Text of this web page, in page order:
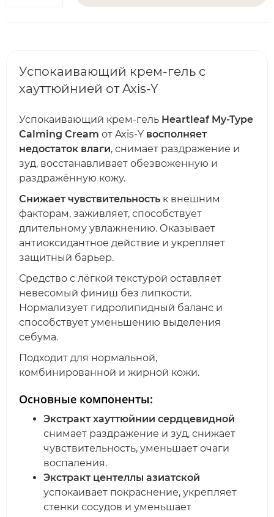
Успокаивающий крем-гель с
хауттюйнией от Axis-Y
Успокаивающий крем-гель Heartleaf My-Type
Calming Cream от Axis-Y восполняет
недостаток влаги, снимает раздражение и
зуд, восстанавливает обезвоженную и
раздражённую кожу.
Снижает чувствительность к внешним
факторам, заживляет, способствует
длительному увлажнению. Оказывает
антиоксидантное действие и укрепляет
защитный барьер.
Средство с лёгкой текстурой оставляет
невесомый финиш без липкости.
Нормализует гидролипидный баланс и
способствует уменьшению выделения
себума.
Подходит для нормальной,
комбинированной и жирной кожи.
Основные компоненты:
Экстракт хауттюйнии сердцевидной
снимает раздражение и зуд, снижает
чувствительность, уменьшает очаги
воспаления.
Экстракт центеллы азиатской
успокаивает покраснение, укрепляет
стенки сосудов и уменьшает